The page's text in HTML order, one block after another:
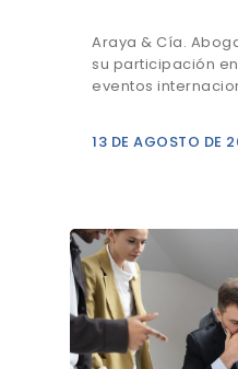
Araya & Cía.
su participación
eventos
13 DE AGOSTO DE